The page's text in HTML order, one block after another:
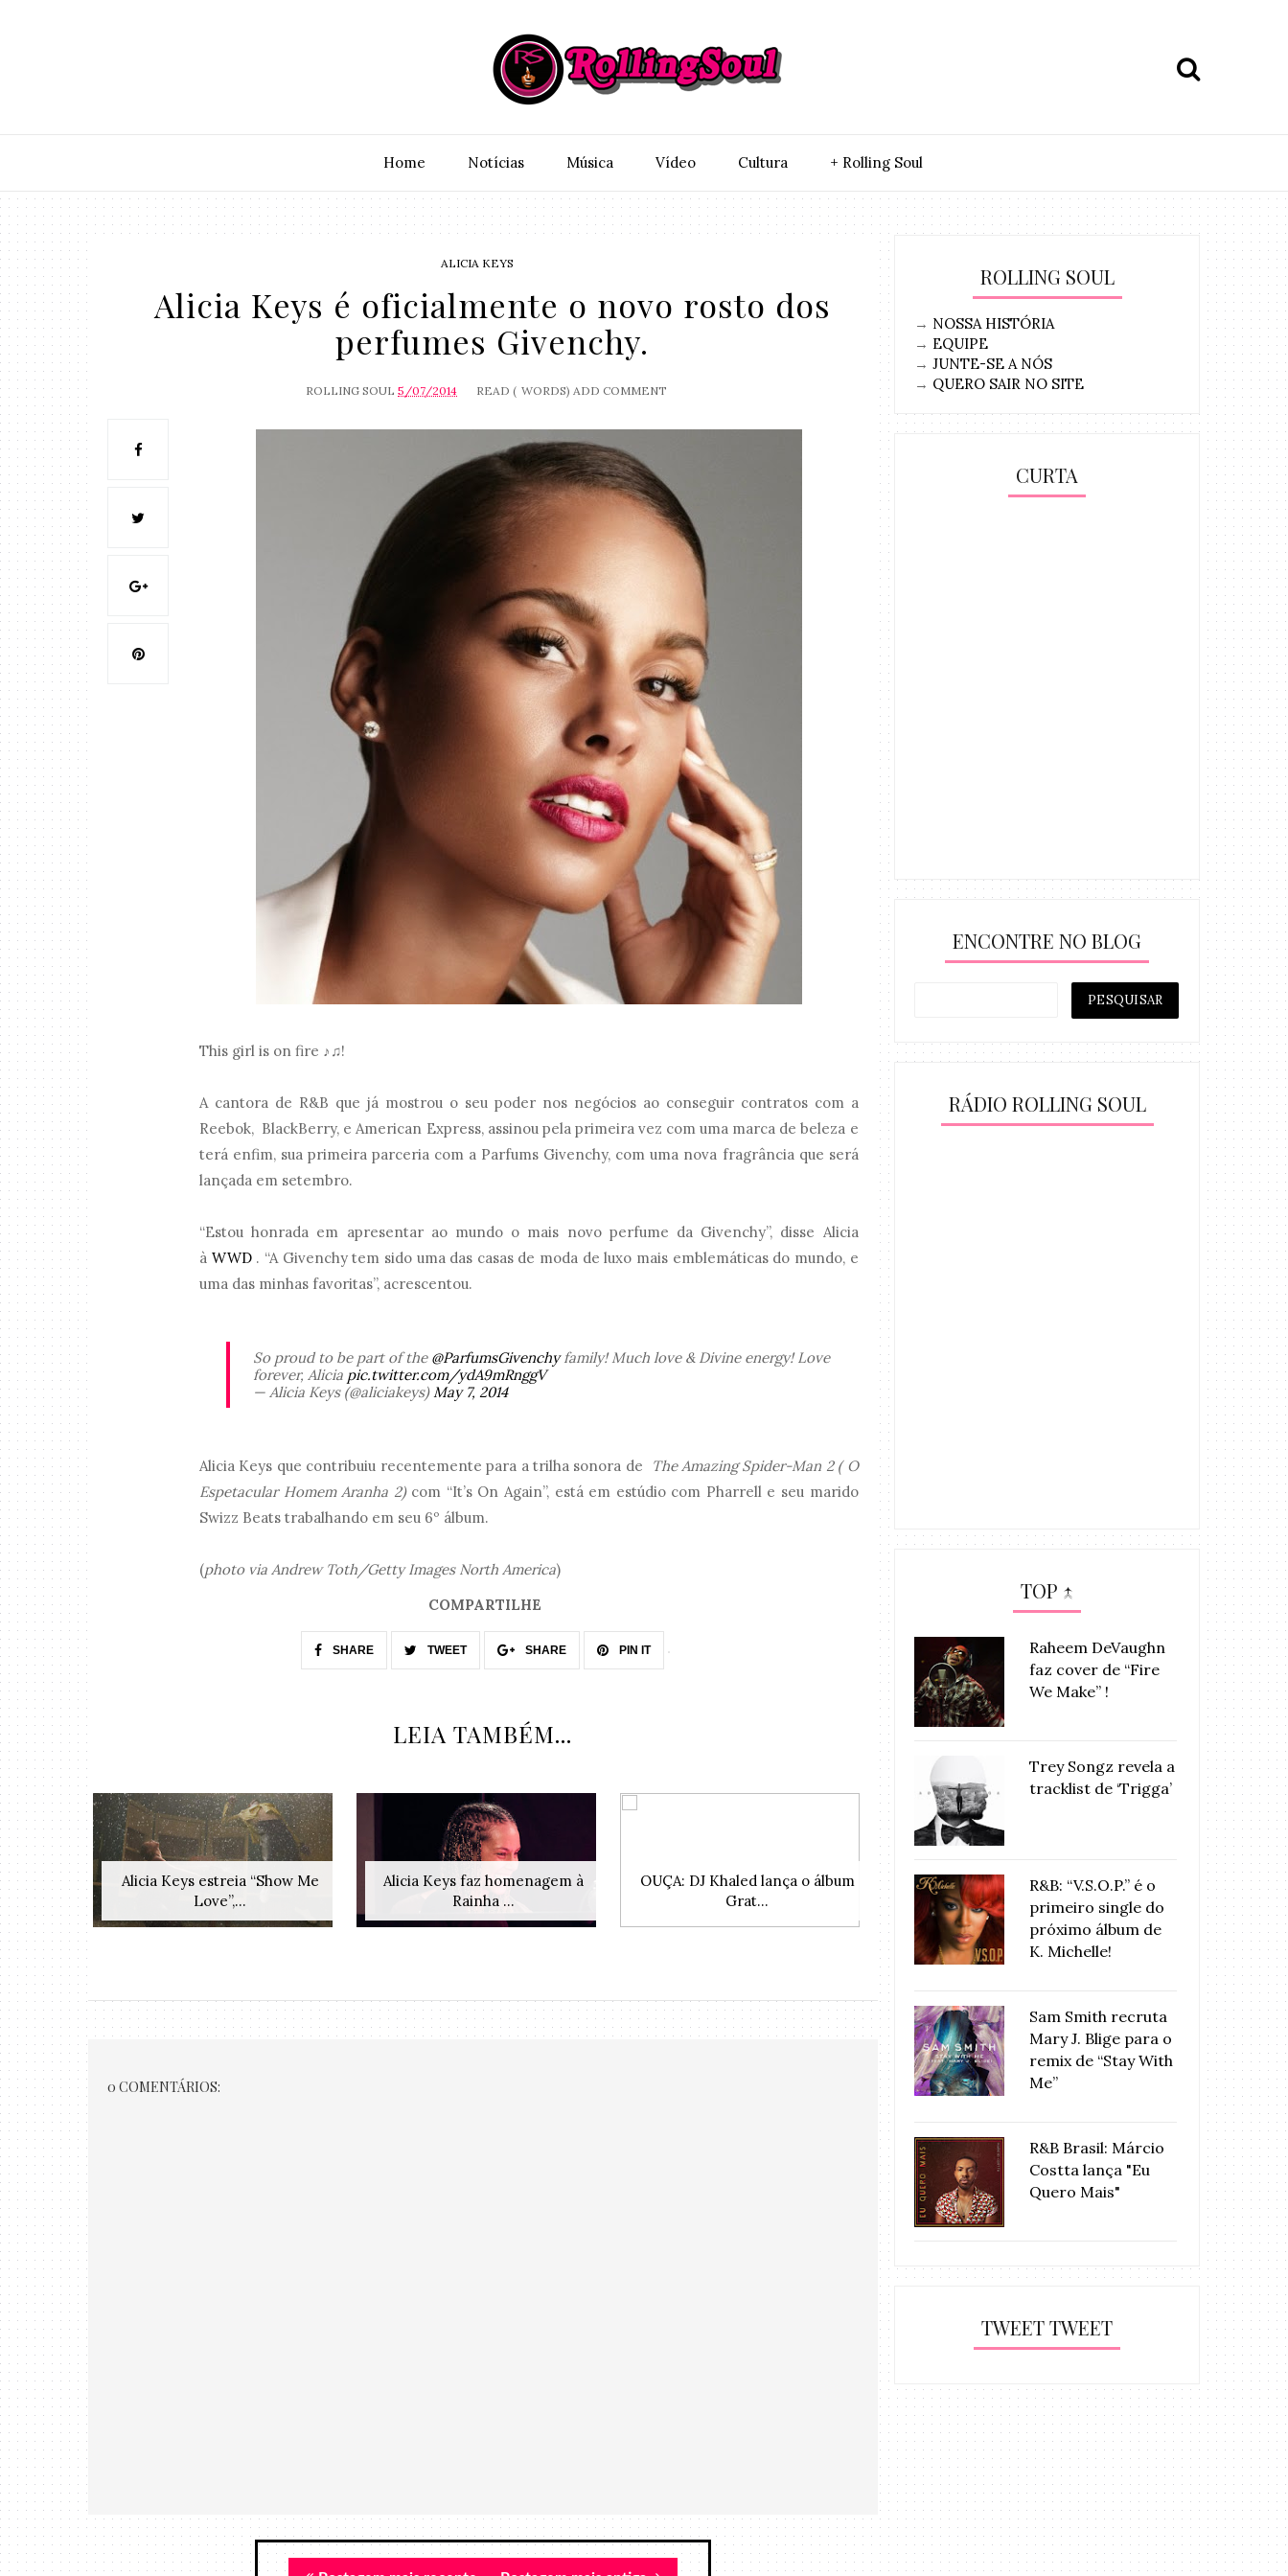
Home Notí­cias Música Vídeo Cultura + Rolling Soul
ALICIA KEYS
Alicia Keys é oficialmente o novo rosto dos
perfumes Givenchy.
ROLLING SOUL5/07/2014 READ ( WORDS) ADD COMMENT
This girl is on fire ♪♫!
A cantora de R&B que já mostrou o seu poder nos negócios ao conseguir contratos com a
Reebok, BlackBerry, e American Express, assinou pela primeira vez com uma marca de beleza e
terá enfim, sua primeira parceria com a Parfums Givenchy, com uma nova fragrância que será
lançada em setembro.
“Estou honrada em apresentar ao mundo o mais novo perfume da Givenchy”, disse Alicia
à WWD. “A Givenchy tem sido uma das casas de moda de luxo mais emblemáticas do mundo, e
uma das minhas favoritas”, acrescentou.
So proud to be part of the @ParfumsGivenchyfamily! Much love & Divine energy! Love
forever, Alicia pic.twitter.com/ydA9mRnggV
— Alicia Keys (@aliciakeys)May 7, 2014
Alicia Keys que contribuiu recentemente para a trilha sonora de
The Amazing Spider-Man 2 ( O
Espetacular Homem Aranha 2)com “It’s On Again”, está em estúdio com Pharrell e seu marido
Swizz Beats trabalhando em seu 6º álbum.
(photo via Andrew Toth/Getty Images North America)
COMPARTILHE
SHARE TWEET SHARE PIN IT
LEIA TAMBÉM...
Alicia Keys estreia “Show Me
Love”,...
Alicia Keys faz homenagem à
Rainha ...
OUÇA: DJ Khaled lança o álbum
Grat...
Alicia Keys canta “Change Is
Gonna ...
Alicia Keys
of ...
0 COMENTÁRIOS:
ROLLING SOUL
→ NOSSA HISTÓRIA
→ EQUIPE
→ JUNTE-SE A NÓS
→ QUERO SAIR NO SITE
CURTA
ENCONTRE NO BLOG
RÁDIO ROLLING SOUL
TOP ↑
Raheem DeVaughn
faz cover de “Fire
We Make” !
Trey Songz revela a
tracklist de ‘Trigga’
R&B: “V.S.O.P.” é o
primeiro single do
próximo álbum de
K. Michelle!
Sam Smith recruta
Mary J. Blige para o
remix de “Stay With
Me”
R&B Brasil: Márcio
Costta lança "Eu
Quero Mais"
TWEET TWEET